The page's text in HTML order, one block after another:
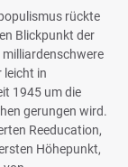
rückte
Blickpunkt der
leicht in
1945 um die
gerungen wird.
Reeducation,
Höhepunkt,